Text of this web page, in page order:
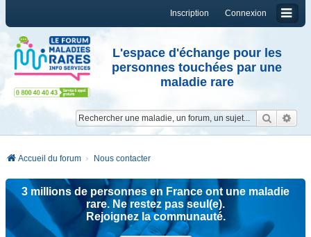
Connexion
Inscription
L'espace d'échange pour les
personnes touchées par une
maladie rare
Accueil du forum Nous contacter
3 millions de personnes en France ont une maladie
rare. Ne restez pas seul(e).
Rejoignez la communauté.